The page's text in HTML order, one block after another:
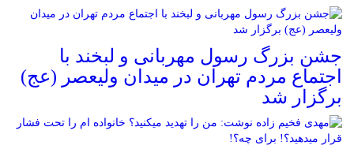
جشن بزرگ رسول مهربانی و لبخند با
اجتماع مردم تهران در میدان ولیعصر (عج)
برگزار شد